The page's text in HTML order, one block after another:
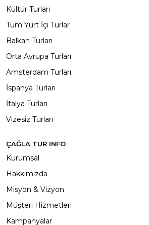
Kültür Turları
Tüm Yurt İçi Turlar
Balkan Turları
Orta Avrupa Turları
Amsterdam Turları
İspanya Turları
İtalya Turları
Vizesiz Turları
ÇAĞLA TUR INFO
Kurumsal
Hakkımızda
Misyon & Vizyon
Müşteri Hizmetleri
Kampanyalar